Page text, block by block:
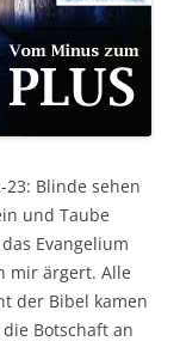
23: Blinde sehen
und Taube
Evangelium
mir ärgert. Alle
der Bibel kamen
Botschaft an